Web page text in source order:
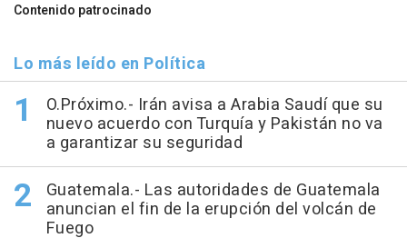
Contenido patrocinado
Lo más leído en Política
O.Próximo.- Irán avisa a Arabia Saudí que su
nuevo acuerdo con Turquía y Pakistán no va
a garantizar su seguridad
Guatemala.- Las autoridades de Guatemala
anuncian el fin de la erupción del volcán de
Fuego